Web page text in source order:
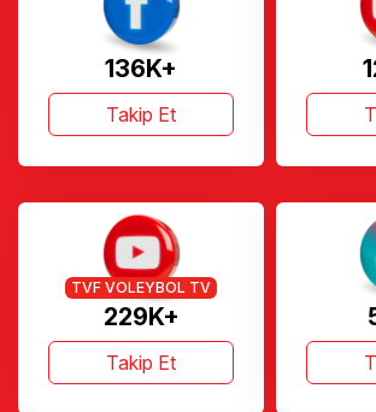
136K+
Takip Et
229K+
TVF VOLEYBOL TV
Takip Et